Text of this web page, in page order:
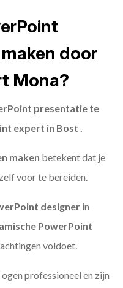
door
Mona?
presentatie te
expert in Bost .
maken betekent dat je
voor te bereiden.
designer in
PowerPoint
voldoet.
ogen professioneel en zijn